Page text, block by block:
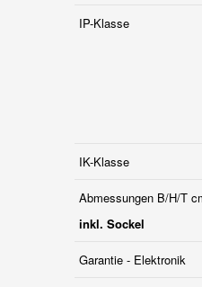
IP-Klasse
IK-Klasse
Abmessungen B/H/T
inkl. Sockel
Garantie - Elektronik